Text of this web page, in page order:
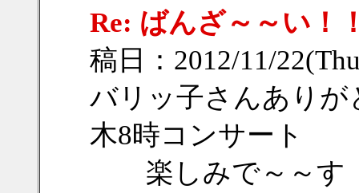
Re: ばんざ～～い！
稿日：2012/11/
バリッ子さんありが
木8時コンサー
楽しみで～～す